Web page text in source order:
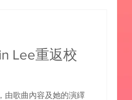
Lee重返校
由歌曲內容及她的演繹